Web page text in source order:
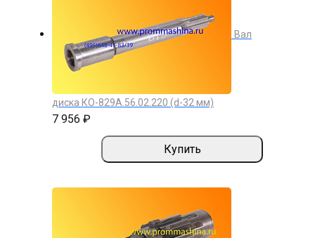
Вал
диска КО-829А.56.02.220 (d-32 мм)
7 956 ₽
Купить